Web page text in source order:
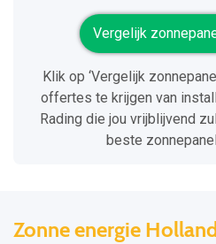
Vergelijk
Klik op ‘Vergelijk
offertes te krijgen van
Rading die jou vrijblijvend
beste
Zonne energie